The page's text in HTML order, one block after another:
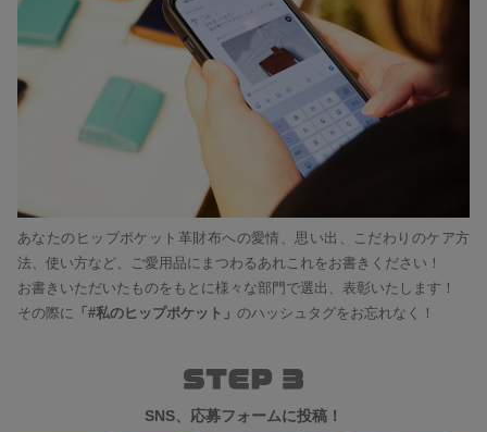
あなたのヒップポケット革財布への愛情、思い出、こだわりのケア方
法、使い方など、ご愛用品にまつわるあれこれをお書きください！
お書きいただいたものをもとに様々な部門で選出、表彰いたします！
その際に
「#私のヒップポケット」 のハッシュタグをお忘れなく！
SNS、応募フォームに投稿！